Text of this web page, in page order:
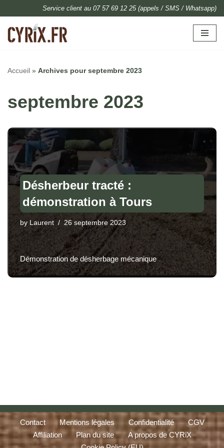
Skip
to
Service client au 07 57 69 12 25 (appels / SMS / Whatsapp)
Accueil » Archives pour septembre 2023
septembre 2023
Désherbeur tracté :
démonstration à Tours
by Laurent 26 septembre 2023
Démonstration de désherbage mécanique
Contact Mentions légales Confidentialité
CGV
Affiliation
Plan du site
A propos de CYRiX